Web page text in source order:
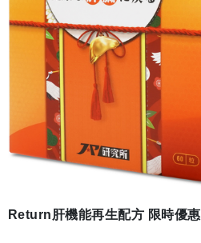
Return肝機能再生配方 限時優惠